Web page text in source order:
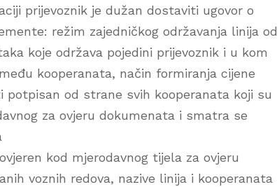
prijevoznik je dužan dostaviti ugovor o
režim zajedničkog održavanja linija od
koje održava pojedini prijevoznik i u kom
kooperanata, način formiranja cijene
potpisan od strane svih kooperanata koji su
za ovjeru dokumenata i smatra se
kod mjerodavnog tijela za ovjeru
voznih redova, nazive linija i kooperanata